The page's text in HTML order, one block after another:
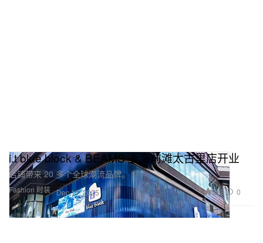
Fashion 时装
i.t blue block & BEAMS 上海前滩太古里店开业
店铺带来 20 多个全球潮流品牌。
Dec 12, 2025 222 0